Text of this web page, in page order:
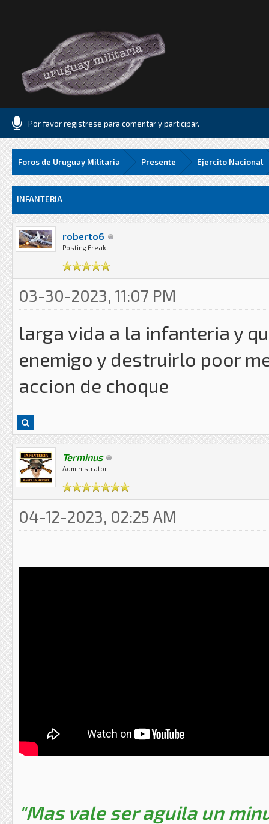
Por favor registrese para comentar y participar.
Foros de Uruguay Militaria Presente Ejercito Nacional
MediaINFANTERIA
roberto6
Posting Freak
03-30-2023, 11:07 PM
larga vida a la infanteria y
enemigo y destruirlo poor
accion de choque
Terminus
Administrator
04-12-2023, 02:25 AM
"Mas vale ser aguila un